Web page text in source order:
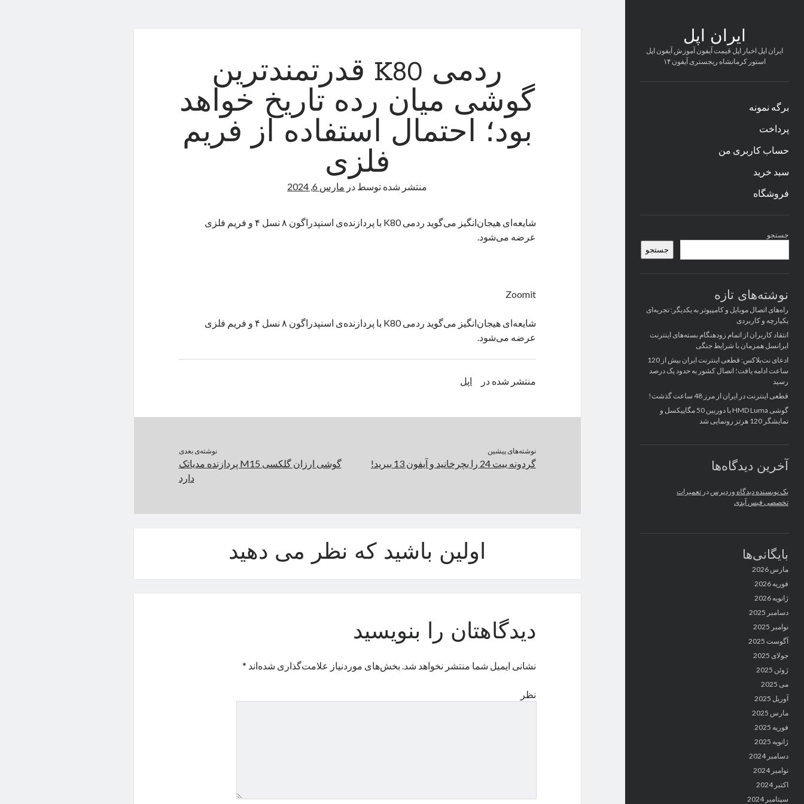
ایران اپل
ایران اپل اخبار اپل قیمت آیفون آموزش آیفون اپل
استور کرمانشاه ریجستری آیفون ۱۴
برگه نمونه
پرداخت
حساب کاربری من
سبد خرید
فروشگاه
کناری
جستجو
جستجو
نوشته‌های تازه
راه‌های اتصال موبایل و کامپیوتر به یکدیگر: تجربه‌ای
یکپارچه و کاربردی
انتقاد کاربران از اتمام زودهنگام بسته‌های اینترنت
ایرانسل همزمان با شرایط جنگی
ادعای نت‌بلاکس: قطعی اینترنت ایران بیش از 120
ساعت ادامه یافت؛ اتصال کشور به حدود یک درصد
رسید
قطعی اینترنت در ایران از مرز 48 ساعت گذشت!
گوشی HMD Luma با دوربین 50 مگاپیکسل و
نمایشگر 120 هرتز رونمایی شد
آخرین دیدگاه‌ها
یک نویسنده دیدگاه وردپرس در تعمیرات
تخصصی فیس آیدی
بایگانی‌ها
مارس 2026
فوریه 2026
ژانویه 2026
دسامبر 2025
نوامبر 2025
آگوست 2025
جولای 2025
ژوئن 2025
می 2025
آوریل 2025
مارس 2025
فوریه 2025
ژانویه 2025
دسامبر 2024
نوامبر 2024
اکتبر 2024
سپتامبر 2024
ردمی K80 قدرتمندترین
گوشی میان رده تاریخ خواهد
بود؛ احتمال استفاده از فریم
فلزی
منتشر شده توسط در مارس 6, 2024
شایعه‌ای هیجان‌انگیز می‌گوید ردمی K80 با پردازنده‌ی اسنپدراگون ۸ نسل ۴ و فریم فلزی
عرضه می‌شود.
Zoomit
شایعه‌ای هیجان‌انگیز می‌گوید ردمی K80 با پردازنده‌ی اسنپدراگون ۸ نسل ۴ و فریم فلزی
عرضه می‌شود.
منتشر شده در اپل
نوشته‌های پیشین
گردونه بیت 24 را بچرخانید و آیفون 13 ببرید!
نوشته‌ی بعدی
گوشی ارزان گلکسی M15 پردازنده مدیاتک
دارد
اولین باشید که نظر می دهید
دیدگاهتان را بنویسید
نشانی ایمیل شما منتشر نخواهد شد. بخش‌های موردنیاز علامت‌گذاری شده‌اند *
نظر